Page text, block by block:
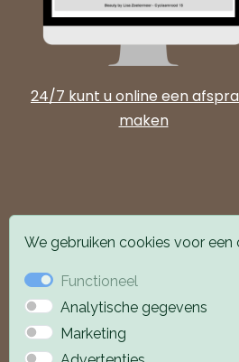
24/7 kunt u online een
maken
We gebruiken cookies voor
Functioneel
Analytische gegevens
Marketing